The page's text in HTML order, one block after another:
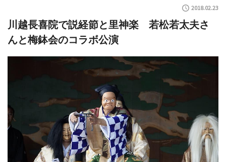
2018.02.23
川越長喜院で説経節と里神楽 若松若太夫さ
んと梅鉢会のコラボ公演